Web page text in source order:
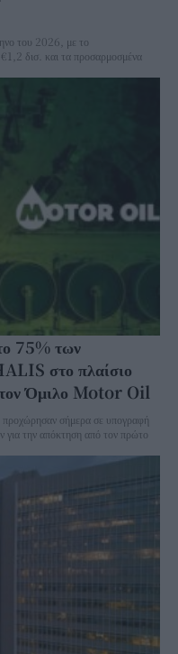
του 2026, με το
δισ. και τα προσαρμοσμένα
75% των
στο πλαίσιο
τον Όμιλο Motor Oil
σήμερα σε υπογραφή
για την απόκτηση από τον πρώτο